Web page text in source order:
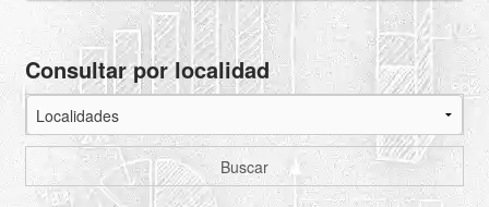
Consultar por localidad
Buscar